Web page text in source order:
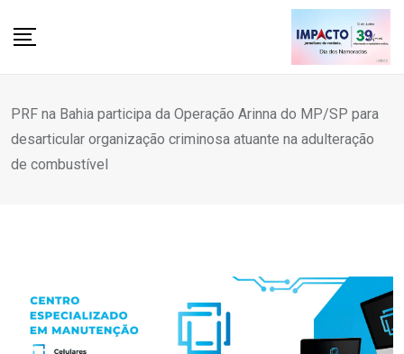
PRF na Bahia participa da Operação Arinna do MP/SP para
desarticular organização criminosa atuante na adulteração
de combustível